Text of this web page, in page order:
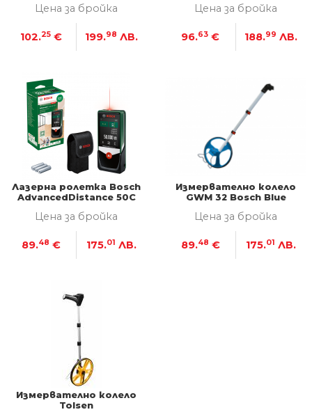
Цена за бройка
102.25 € 199.98 ЛВ.
Цена за бройка
96.63 € 188.99 ЛВ.
Лазерна ролетка Bosch
AdvancedDistance 50C
Цена за бройка
89.48 € 175.01 ЛВ.
Измервателно колело
GWM 32 Bosch Blue
Цена за бройка
89.48 € 175.01 ЛВ.
Измервателно колело
Tolsen